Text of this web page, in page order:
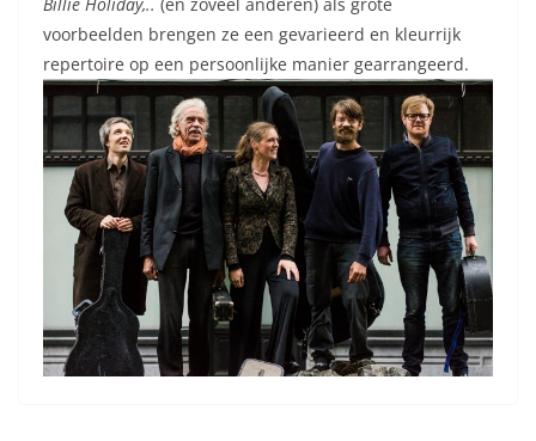
voorbeelden brengen ze een gevarieerd en kleurrijk
repertoire op een persoonlijke manier gearrangeerd.